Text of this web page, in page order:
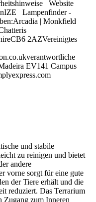
Website
Lampenfinder -
| Monkfield
2AZVereinigtes
EV141 Campus
und stabile
zu reinigen und bietet
andere
vorne sorgt für eine gute
der Tiere erhält und die
reduziert. Das Terrarium
Zugang zum Inneren